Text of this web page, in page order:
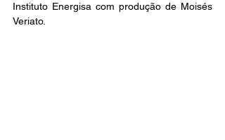
Instituto Energisa com produção de Moisés
Veriato.